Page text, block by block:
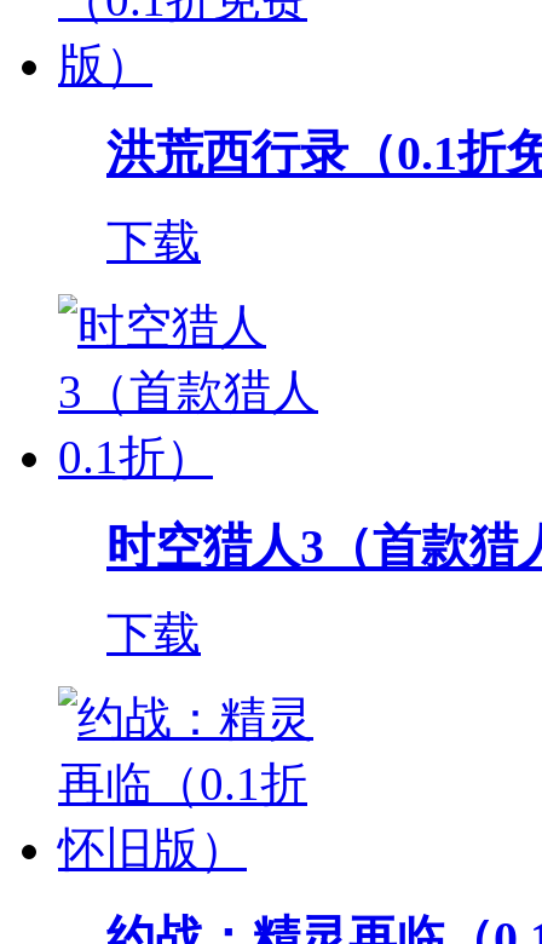
洪荒西行录（0.1折
下载
时空猎人3（首款猎
下载